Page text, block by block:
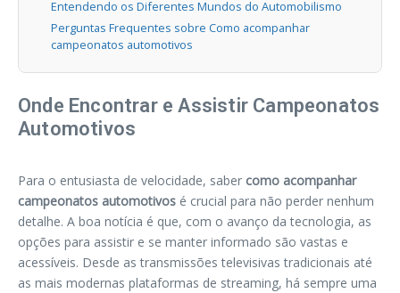
Entendendo os Diferentes Mundos do Automobilismo
Perguntas Frequentes sobre Como acompanhar
campeonatos automotivos
Onde Encontrar e Assistir Campeonatos
Automotivos
Para o entusiasta de velocidade, saber como acompanhar
campeonatos automotivos é crucial para não perder nenhum
detalhe. A boa notícia é que, com o avanço da tecnologia, as
opções para assistir e se manter informado são vastas e
acessíveis. Desde as transmissões televisivas tradicionais até
as mais modernas plataformas de streaming, há sempre uma